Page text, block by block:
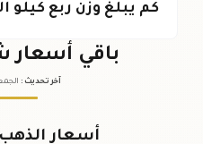
كم يبلغ وزن ربع كيلو
باقي
آخر تحديث :
أسعار الذهب